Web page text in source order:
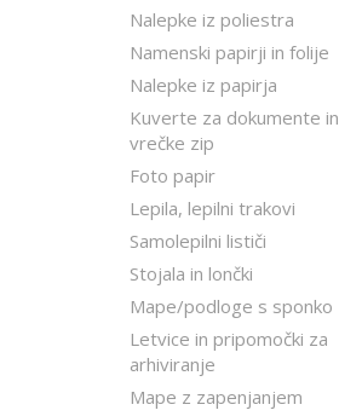
Nalepke iz poliestra
Namenski papirji in folije
Nalepke iz papirja
Kuverte za dokumente in
vrečke zip
Foto papir
Lepila, lepilni trakovi
Samolepilni lističi
Stojala in lončki
Mape/podloge s sponko
Letvice in pripomočki za
arhiviranje
Mape z zapenjanjem